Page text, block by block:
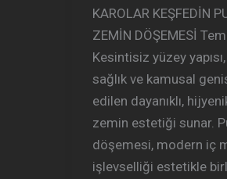
KAROLAR KEŞFEDİN
ZEMİN DÖŞEMESİ
Kesintisiz yüzey
sağlık ve kamusal
edilen dayanıklı,
zemin estetiği sunar.
döşemesi, modern iç
işlevselliği estetikle